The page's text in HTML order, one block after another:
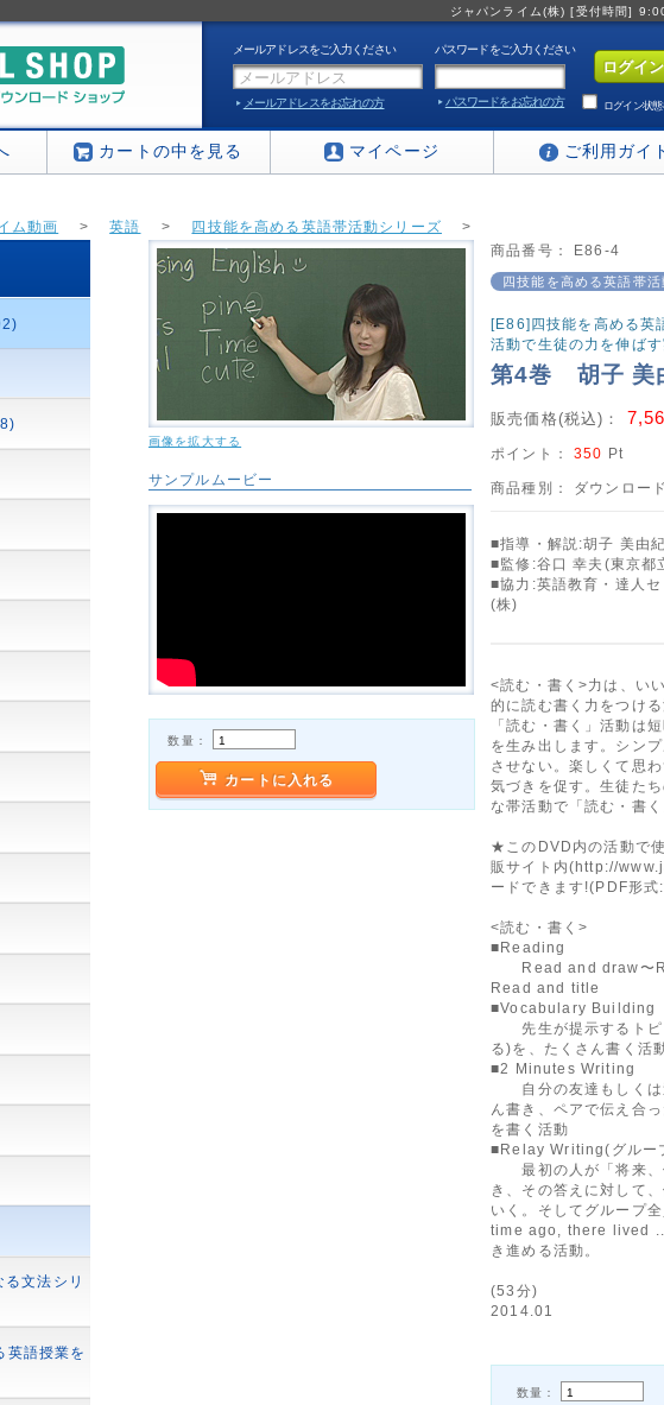
ジャパンライム(株) [受付時間]
メールアドレスをご入力ください パスワードをご入力ください
メールアドレスをお忘れの方 パスワードをお忘れの方 ログイン状
カートの中を見る マイページ ご利用ガイ
ム動画 > 英語 > 四技能を高める英語帯活動シリーズ
>
活動シリーズ2 〜 シンプルな日々の活動で生徒の力を伸ばす実践集 〜
文法シリ
英語授業を
画像を拡大する
サンプルムービー
数量：
カートに入れる
商品番号： E86-4
四技能を高める英語帯
[E86]四技能を高める英
活動で生徒の力を伸ば
第4巻 胡子 美
販売価格(税込)：
ポイント：350 Pt
商品種別： ダウンロー
■指導・解説:胡子 美由
■監修:谷口 幸夫(東京都
■協力:英語教育・達人
(株)
<読む・書く>力は、い
的に読む書く力をつける
「読む・書く」活動は
を生み出します。シン
させない。楽しくて思
気づきを促す。生徒た
な帯活動で「読む・書
★このDVD内の活動で
販サイト内(http://
ードできます!(PDF形
<読む・書く>
■Reading
Read and draw〜
Read and title
■Vocabulary Building
先生が提示するトピ
る)を、たくさん書く活
■2 Minutes Writing
自分の友達もしくは
ん書き、ペアで伝え合
を書く活動
■Relay Writing(グルー
最初の人が「将来、
き、その答えに対して
いく。そしてグループ
time ago, there lived
き進める活動。
(53分)
2014.01
数量：